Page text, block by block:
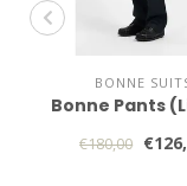
BONNE
Bonne Pants
€180,00